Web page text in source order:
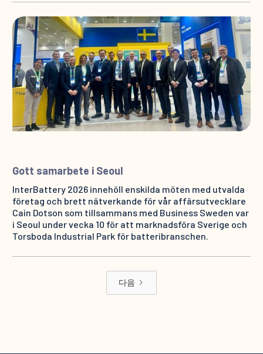
Gott samarbete i Seoul
InterBattery 2026 innehöll enskilda möten med utvalda
företag och brett nätverkande för vår affärsutvecklare
Cain Dotson som tillsammans med Business Sweden var
i Seoul under vecka 10 för att marknadsföra Sverige och
Torsboda Industrial Park för batteribranschen.
다음